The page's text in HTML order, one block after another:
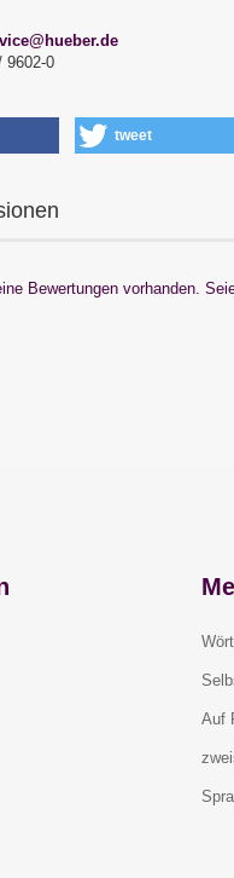
9602-0
tweet
Bewertungen vorhanden.
Auf